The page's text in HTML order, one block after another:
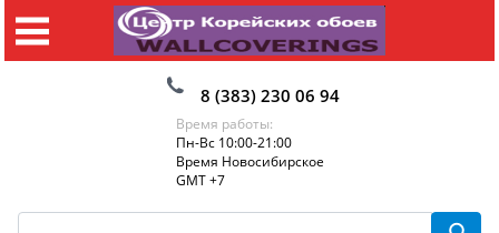
8 (383) 230 06 94
Время работы:
Пн-Вс 10:00-21:00
Время Новосибирское
GMT +7